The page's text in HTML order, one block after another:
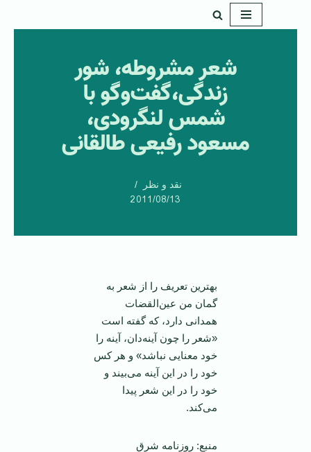
شعر مشروطه، شور
زندگی،گفت‌و‌گو با
شمس لنگرودی،
مسعود رفیعی طالقانی
نقد و نظر
2011/08/13
بهترین تعریف را از شعر به
گمان من عین‌القضات
همدانی دارد، که گفته است
«شعر را چون آینه‌دان، آینه را
خود معنایی نباشد» و هر کس
خود را در این آینه می‌بیند و
خود را در این شعر پیدا
می‌کند.
منبع: روزنامه شرق